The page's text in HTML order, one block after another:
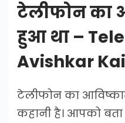
टेलीफोन का
हुआ था –
Avishkar
टेलीफोन का
कहानी है। आपको